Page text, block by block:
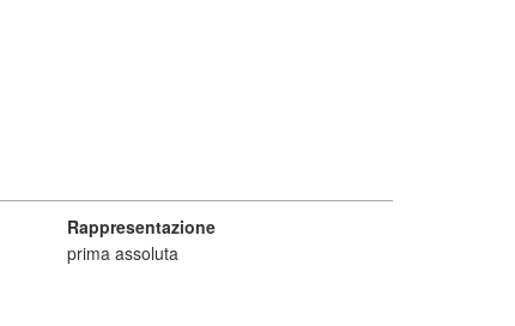
Rappresentazione
prima assoluta